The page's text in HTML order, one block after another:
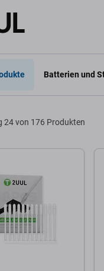
Batterien und
24 von 176 Produkten